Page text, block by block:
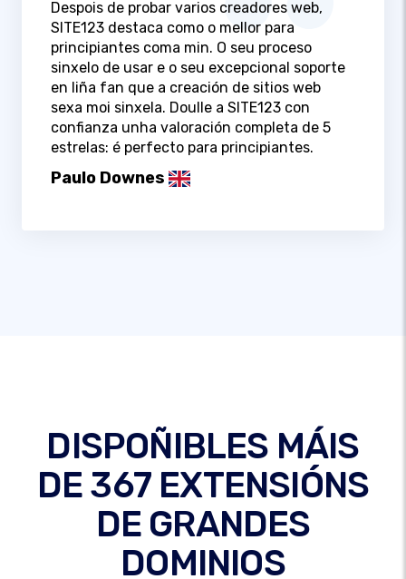
Despois de probar varios creadores web,
SITE123 destaca como o mellor para
principiantes coma min. O seu proceso
sinxelo de usar e o seu excepcional soporte
en liña fan que a creación de sitios web
sexa moi sinxela. Doulle a SITE123 con
confianza unha valoración completa de 5
estrelas: é perfecto para principiantes.
Paulo Downes
DISPOÑIBLES MÁIS
DE 367 EXTENSIÓNS
DE GRANDES
DOMINIOS